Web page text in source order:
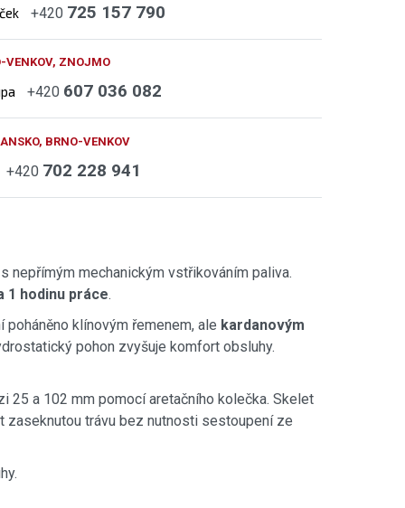
+420 725 157 790
VENKOV, ZNOJMO
+420 607 036 082
BRNO-VENKOV
+420 702 228 941
s nepřímým mechanickým vstřikováním paliva.
1 hodinu práce.
poháněno klínovým řemenem, ale kardanovým
pohon zvyšuje komfort obsluhy.
25 a 102 mm pomocí aretačního kolečka. Skelet
zaseknutou trávu bez nutnosti sestoupení ze